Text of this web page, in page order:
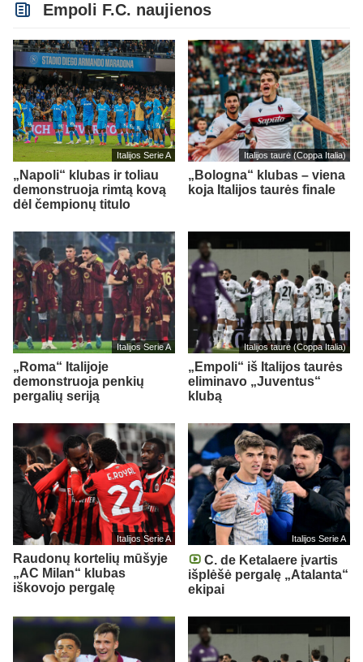
Empoli F.C. naujienos
Italijos Serie A
„Napoli“ klubas ir toliau
demonstruoja rimtą kovą
dėl čempionų titulo
Italijos taurė (Coppa Italia)
„Bologna“ klubas – viena
koja Italijos taurės finale
Italijos Serie A
„Roma“ Italijoje
demonstruoja penkių
pergalių seriją
Italijos taurė (Coppa Italia)
„Empoli“ iš Italijos taurės
eliminavo „Juventus“
klubą
Italijos Serie A
Raudonų kortelių mūšyje
„AC Milan“ klubas
iškovojo pergalę
Italijos Serie A
C. de Ketalaere įvartis
išplėšė pergalę „Atalanta“
ekipai